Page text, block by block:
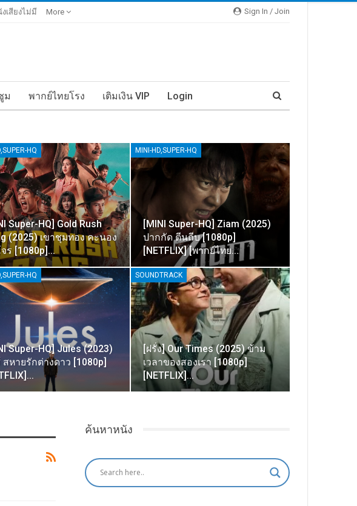
Sign In / Join
เสียงไม่มี More
ม พากย์ไทยโรง เติมเงิน VIP Login
HQ
Super-HQ] Gold Rush
(2025) เขาชุมทอง คะนอง
ร [1080p]…
MINI-HD,SUPER-HQ
[MINI Super-HQ] Ziam (2025)
ปากกัด ตีนถีบ [1080p]
[NETFLIX] [พากย์ไทย…
HQ
Super-HQ] Jules (2023)
สหายรักต่างดาว [1080p]
SOUNDTRACK
[ฝรั่ง] Our Times (2025) ข้าม
เวลาของสองเรา [1080p]
[NETFLIX]…
ค้นหาหนัง